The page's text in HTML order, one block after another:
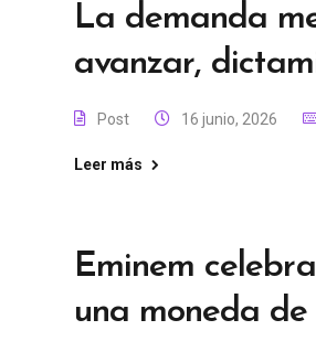
La demanda
avanzar,
Post 16 junio, 2026
Leer más
Eminem
una moneda